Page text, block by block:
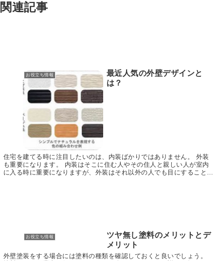
関連記事
お役立ち情報
最近人気の外壁デザインと
は？
住宅を建てる時に注目したいのは、内装ばかりではありません。 外装
も重要になります。 内装はそこに住む人やその住人と親しい人が室内
に入る時に重要になりますが、外装はそれ以外の人でも目にすることが
お役立ち情報
ツヤ無し塗料のメリットとデ
メリット
外壁塗装をする場合には塗料の種類を確認しておくと良いでしょう。